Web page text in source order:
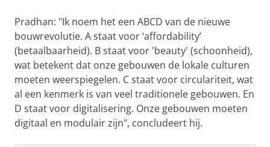
Pradhan: "Ik noem het een ABCD van de nieuwe
bouwrevolutie. A staat voor ‘affordability’
(betaalbaarheid). B staat voor 'beauty' (schoonheid),
wat betekent dat onze gebouwen de lokale culturen
moeten weerspiegelen. C staat voor circulariteit, wat
al een kenmerk is van veel traditionele gebouwen. En
D staat voor digitalisering. Onze gebouwen moeten
digitaal en modulair zijn", concludeert hij.